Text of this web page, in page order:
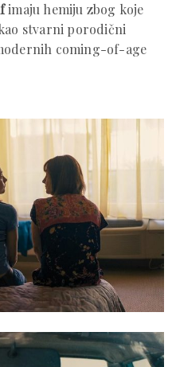
imaju hemiju zbog koje
stvarni porodični
coming-of-age